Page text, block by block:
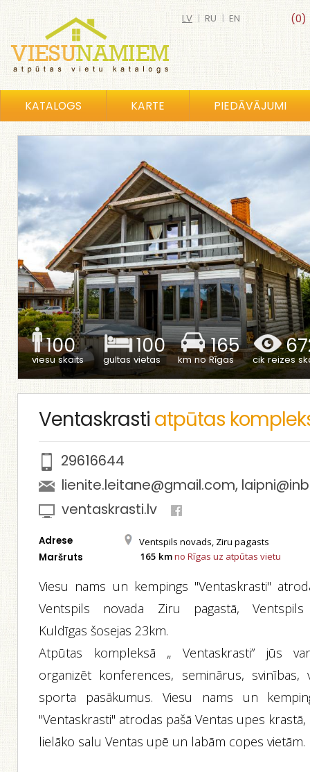
(0)
LV | RU | EN
KATALOGS KARTE PIEDĀVĀJUMI
100
viesu skaits
100
gultas vietas
165
km no Rīgas cik reizes
Ventaskrasti atpūtas
29616644
lienite.leitane@gmail.com,
ventaskrasti.lv
Adrese Ventspils novads, Ziru pagasts
Maršruts 165 kmno Rīgas uz atpūtas vietu
Viesu nams un kempings "Ventaskrasti"
Ventspils novada Ziru pagastā,
Kuldīgas šosejas 23km.
Atpūtas kompleksā „ Ventaskrasti” jūs
organizēt konferences, seminārus, svinības,
sporta pasākumus. Viesu nams un
"Ventaskrasti" atrodas pašā Ventas upes krastā,
lielāko salu Ventas upē un labām copes vietām.